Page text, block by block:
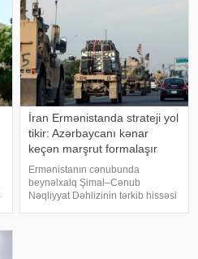
İran Ermənistanda strateji yol
tikir: Azərbaycanı kənar
keçən marşrut formalaşır
Ermənistanın cənubunda
beynəlxalq Şimal–Cənub
Nəqliyyat Dəhlizinin tərkib hissəsi